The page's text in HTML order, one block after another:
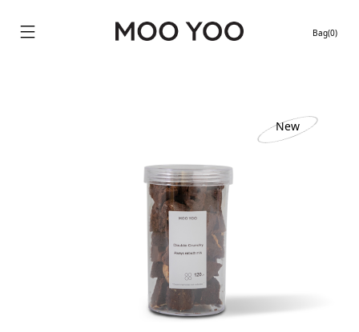
Bag(0)
New